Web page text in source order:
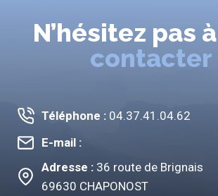
N’hésitez pas à
contacter
Téléphone : 04.37.41.04.62
E-mail :
Adresse : 36 route de Brignais
69630 CHAPONOST